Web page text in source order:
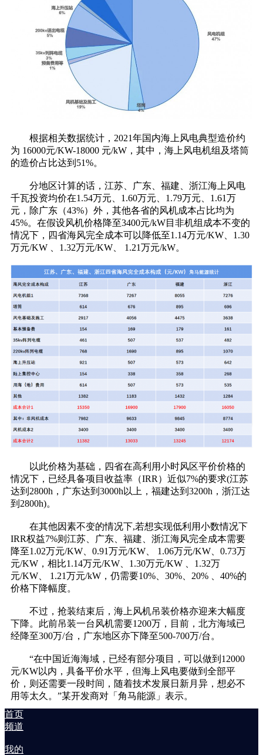
根据相关数据统计，2021年国内海上风电典型造价约
为 16000元/KW-18000 元/kW，其中，海上风电机组及塔筒
的造价占比达到51%。
分地区计算的话，江苏、广东、福建、浙江海上风电
千瓦投资均价在1.54万元、1.60万元、1.79万元、1.61万
元，除广东（43%）外，其他各省的风机成本占比均为
45%。在假设风机价格降至3400元/kW目非机组成本不变的
情况下，四省海风完全成本可以降低至1.14万元/KW、1.30
万元/KW 、1.32万元/KW、 1.21万元/kW。
以此价格为基础，四省在高利用小时风区平价价格的
情况下，已经具备项目收益率（IRR）近似7%的要求(江苏
达到2800h，广东达到3000h以上，福建达到3200h，浙江达
到2800h)。
在其他因素不变的情况下,若想实现低利用小数情况下
IRR权益7%则江苏、广东、福建、浙江海风完全成本需要
降至1.02万元/KW、0.91万元/KW、 1.06万元/KW、0.73万
元/KW，相比1.14万元/KW、1.30万元/KW 、1.32万
元/KW、 1.21万元/kW，仍需要10%、30%、20% 、40%的
价格下降幅度。
不过，抢装结束后，海上风机吊装价格亦迎来大幅度
下降。此前吊装一台风机需要1200万，目前，北方海域已
经降至300万/台，广东地区亦下降至500-700万/台。
“在中国近海海域，已经有部分项目，可以做到12000
元/KW以内，具备平价水平，但海上风电要做到全部平
价，则还需要一段时间，随着技术发展日新月异，想必不
用等太久。”某开发商对「角马能源」表示。
首页
频道
我的